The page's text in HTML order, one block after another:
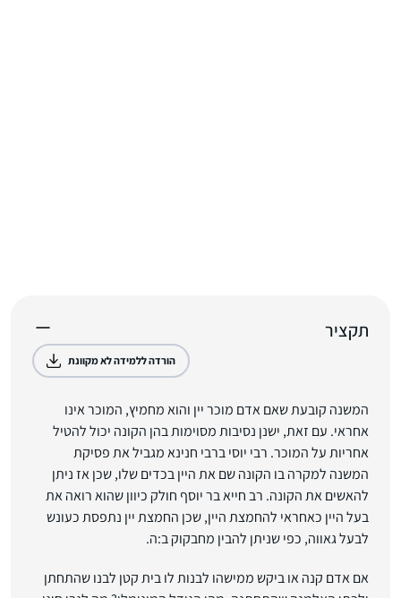
תקציר
הורדה ללמידה לא מקוונת
המשנה קובעת שאם אדם מוכר יין והוא מחמיץ, המוכר אינו
אחראי. עם זאת, ישנן נסיבות מסוימות בהן הקונה יכול להטיל
אחריות על המוכר. רבי יוסי ברבי חנינא מגביל את פסיקת
המשנה למקרה בו הקונה שם את היין בכדים שלו, שכן אז ניתן
להאשים את הקונה. רב חייא בר יוסף חולק כיוון שהוא רואה את
בעל היין כאחראי להחמצת היין, שכן החמצת יין נתפסת כעונש
לבעל גאווה, כפי שניתן להבין מחבקוק ב:ה.
אם אדם קנה או ביקש ממישהו לבנות לו בית קטן לבנו שהתחתן